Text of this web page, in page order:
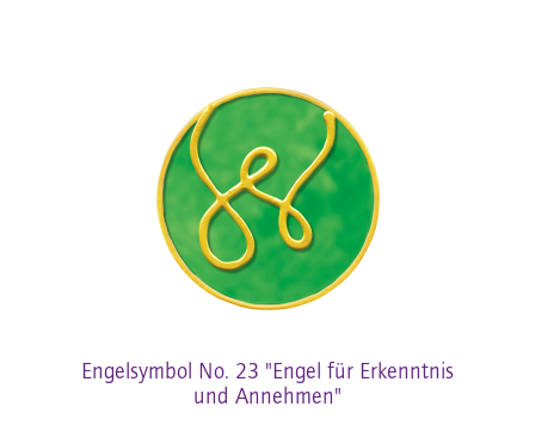
Engelsymbol No. 23 "Engel für Erkenntnis
und Annehmen"